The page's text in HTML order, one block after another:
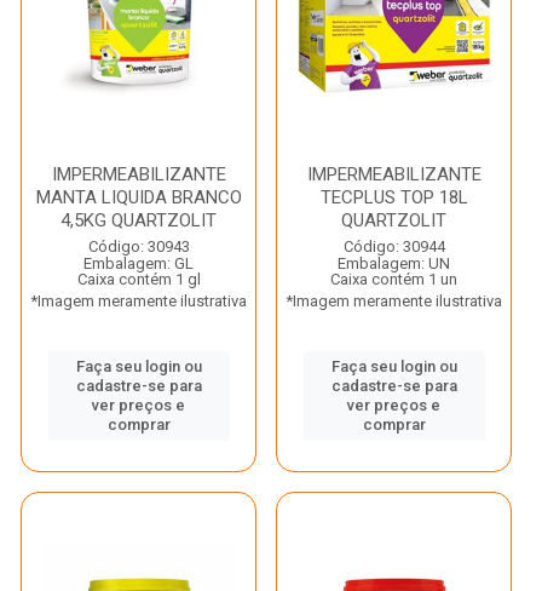
IMPERMEABILIZANTE
MANTA LIQUIDA BRANCO
4,5KG QUARTZOLIT
Código: 30943
Embalagem: GL
Caixa contém 1 gl
*Imagem meramente ilustrativa
Faça seu login ou
cadastre-se para
ver preços e
comprar
IMPERMEABILIZANTE
TECPLUS TOP 18L
QUARTZOLIT
Código: 30944
Embalagem: UN
Caixa contém 1 un
*Imagem meramente ilustrativa
Faça seu login ou
cadastre-se para
ver preços e
comprar